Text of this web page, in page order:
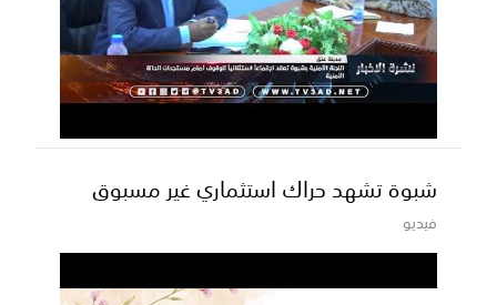
شبوة تشهد حراك استثماري غير مسبوق
فيديو